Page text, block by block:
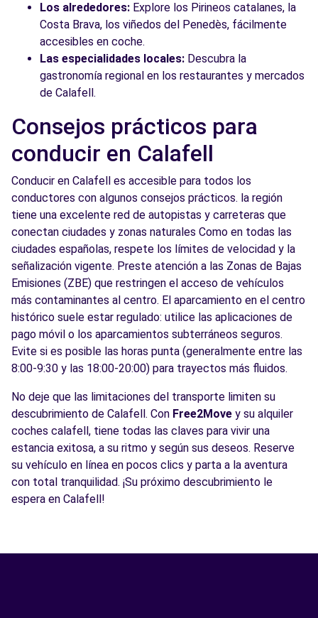
Los alrededores: Explore los Pirineos catalanes, la
Costa Brava, los viñedos del Penedès, fácilmente
accesibles en coche.
Las especialidades locales: Descubra la
gastronomía regional en los restaurantes y mercados
de Calafell.
Consejos prácticos para
conducir en Calafell
Conducir en Calafell es accesible para todos los
conductores con algunos consejos prácticos. la región
tiene una excelente red de autopistas y carreteras que
conectan ciudades y zonas naturales Como en todas las
ciudades españolas, respete los límites de velocidad y la
señalización vigente. Preste atención a las Zonas de Bajas
Emisiones (ZBE) que restringen el acceso de vehículos
más contaminantes al centro. El aparcamiento en el centro
histórico suele estar regulado: utilice las aplicaciones de
pago móvil o los aparcamientos subterráneos seguros.
Evite si es posible las horas punta (generalmente entre las
8:00-9:30 y las 18:00-20:00) para trayectos más fluidos.
No deje que las limitaciones del transporte limiten su
descubrimiento de Calafell. Con Free2Move y su alquiler
coches calafell, tiene todas las claves para vivir una
estancia exitosa, a su ritmo y según sus deseos. Reserve
su vehículo en línea en pocos clics y parta a la aventura
con total tranquilidad. ¡Su próximo descubrimiento le
espera en Calafell!